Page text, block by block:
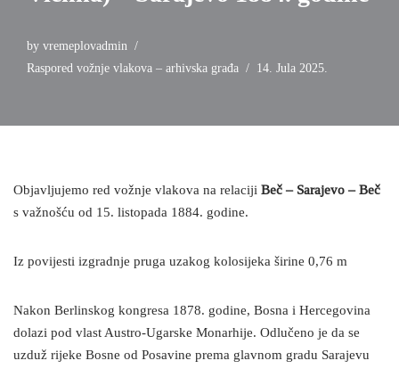
by vremeplovadmin
Raspored vožnje vlakova – arhivska građa
14. Jula 2025.
Objavljujemo red vožnje vlakova na relaciji Beč – Sarajevo – Beč
s važnošću od 15. listopada 1884. godine.
Iz povijesti izgradnje pruga uzakog kolosijeka širine 0,76 m
Nakon Berlinskog kongresa 1878. godine, Bosna i Hercegovina
dolazi pod vlast Austro-Ugarske Monarhije. Odlučeno je da se
uzduž rijeke Bosne od Posavine prema glavnom gradu Sarajevu